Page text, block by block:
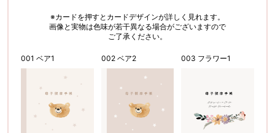
※カードを押すとカードデザインが詳しく見れます。
画像と実物は色味が若干異なる場合がございますので
ご了承ください。
001 ベア1 002 ベア2 003 フラワー1